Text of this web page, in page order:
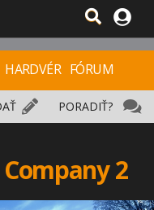
HARDVÉR FÓRUM
PORADIŤ?
2